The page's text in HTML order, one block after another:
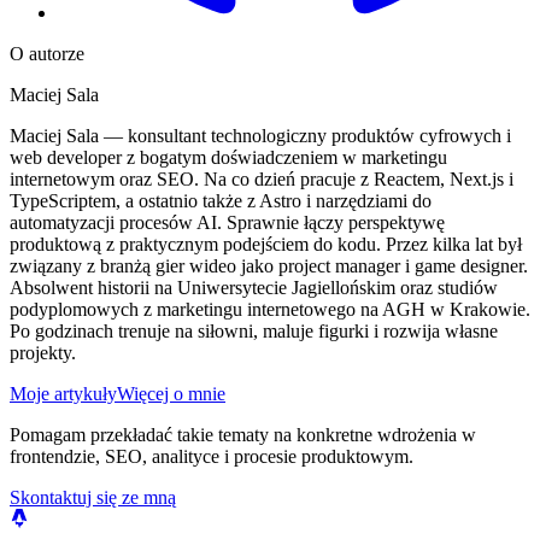
O autorze
Maciej Sala
Maciej Sala — konsultant technologiczny produktów cyfrowych i
web developer z bogatym doświadczeniem w marketingu
internetowym oraz SEO. Na co dzień pracuje z Reactem, Next.js i
TypeScriptem, a ostatnio także z Astro i narzędziami do
automatyzacji procesów AI. Sprawnie łączy perspektywę
produktową z praktycznym podejściem do kodu. Przez kilka lat był
związany z branżą gier wideo jako project manager i game designer.
Absolwent historii na Uniwersytecie Jagiellońskim oraz studiów
podyplomowych z marketingu internetowego na AGH w Krakowie.
Po godzinach trenuje na siłowni, maluje figurki i rozwija własne
projekty.
Moje artykułyWięcej o mnie
Pomagam przekładać takie tematy na konkretne wdrożenia w
frontendzie, SEO, analityce i procesie produktowym.
Skontaktuj się ze mną